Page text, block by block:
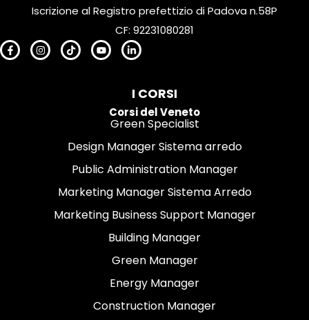
Iscrizione al Registro prefettizio di Padova n.58P
CF: 92231080281
I CORSI
Corsi del Veneto
Green Specialist
Design Manager Sistema arredo
Public Administration Manager
Marketing Manager Sistema Arredo
Marketing Business Support Manager
Building Manager
Green Manager
Energy Manager
Construction Manager